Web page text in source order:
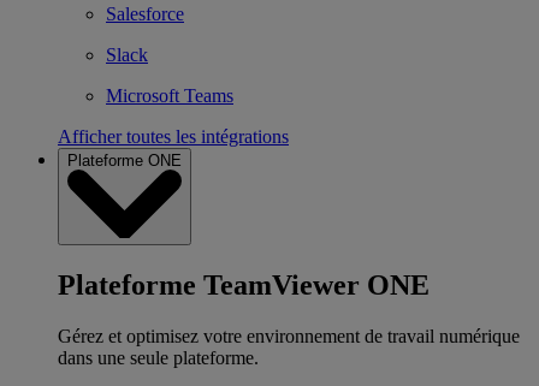
Salesforce
Slack
Microsoft Teams
Afficher toutes les intégrations
Plateforme ONE
Plateforme TeamViewer ONE
Gérez et optimisez votre environnement de travail numérique
dans une seule plateforme.